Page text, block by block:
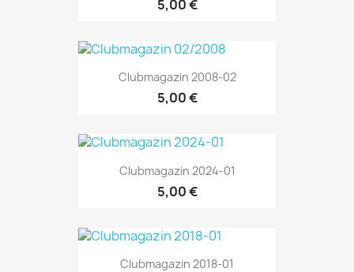
5,00 €
Clubmagazin 2008-02
5,00 €
Clubmagazin 2024-01
5,00 €
Clubmagazin 2018-01